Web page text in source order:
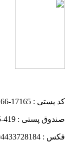
کد پستی : 17165-57166
صندوق پستی : 419-57155
فکس : 04433728184